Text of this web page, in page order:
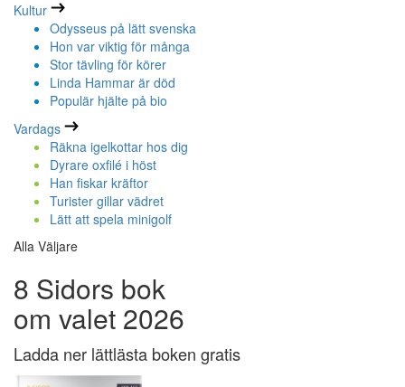
Kultur
Odysseus på lätt svenska
Hon var viktig för många
Stor tävling för körer
Linda Hammar är död
Populär hjälte på bio
Vardags
Räkna igelkottar hos dig
Dyrare oxfilé i höst
Han fiskar kräftor
Turister gillar vädret
Lätt att spela minigolf
Alla Väljare
8 Sidors bok
om valet 2026
Ladda ner lättlästa boken gratis